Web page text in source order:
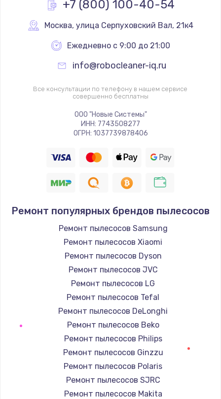
Заказать
от 560 руб.
Заказать
Чистка от кофейных масел
Заказать
от 280 руб.
Заказать
+7 (800) 100-40-54
Москва, улица Серпуховский Вал, 21к4
Ежедневно с 9:00 до 21:00
info@robocleaner-iq.ru
Все консультации по телефону в нашем сервисе
совершенно бесплатны
ООО "Новые Системы"
ИНН: 7743508277
ОГРН: 1037739878406
Ремонт популярных брендов пылесосов
Ремонт пылесосов Samsung
Ремонт пылесосов Xiaomi
Ремонт пылесосов Dyson
Ремонт пылесосов JVC
Ремонт пылесосов LG
Ремонт пылесосов Tefal
Ремонт пылесосов DeLonghi
Ремонт пылесосов Beko
Ремонт пылесосов Philips
Ремонт пылесосов Ginzzu
Ремонт пылесосов Polaris
Ремонт пылесосов SJRC
Ремонт пылесосов Makita